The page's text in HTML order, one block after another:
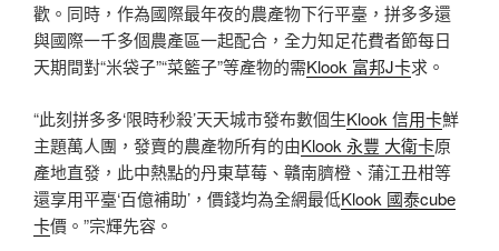
歡。同時，作為國際最年夜的農產物下行平臺，拼多多還
與國際一千多個農產區一起配合，全力知足花費者節每日
天期間對“米袋子”“菜籃子”等產物的需Klook 富邦J卡求。
“此刻拼多多‘限時秒殺’天天城市發布數個生Klook 信用卡鮮
主題萬人團，發賣的農產物所有的由Klook 永豐 大衛卡原
產地直發，此中熱點的丹東草莓、贛南臍橙、蒲江丑柑等
還享用平臺‘百億補助’，價錢均為全網最低Klook 國泰cube
卡價。”宗輝先容。